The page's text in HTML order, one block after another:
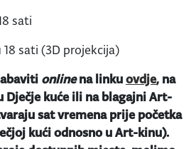
sati
18 sati (3D projekcija)
onlinena linkuovdje, na
kuće ili na blagajni Art-
sat vremena prije početka
kući odnosno u Art-kinu).